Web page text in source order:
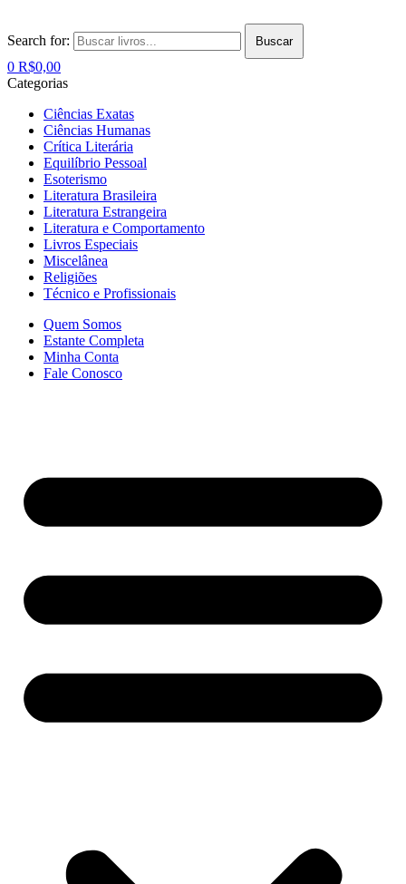
Search for: Buscar
0 R$0,00
Categorias
Ciências Exatas
Ciências Humanas
Crítica Literária
Equilíbrio Pessoal
Esoterismo
Literatura Brasileira
Literatura Estrangeira
Literatura e Comportamento
Livros Especiais
Miscelânea
Religiões
Técnico e Profissionais
Quem Somos
Estante Completa
Minha Conta
Fale Conosco